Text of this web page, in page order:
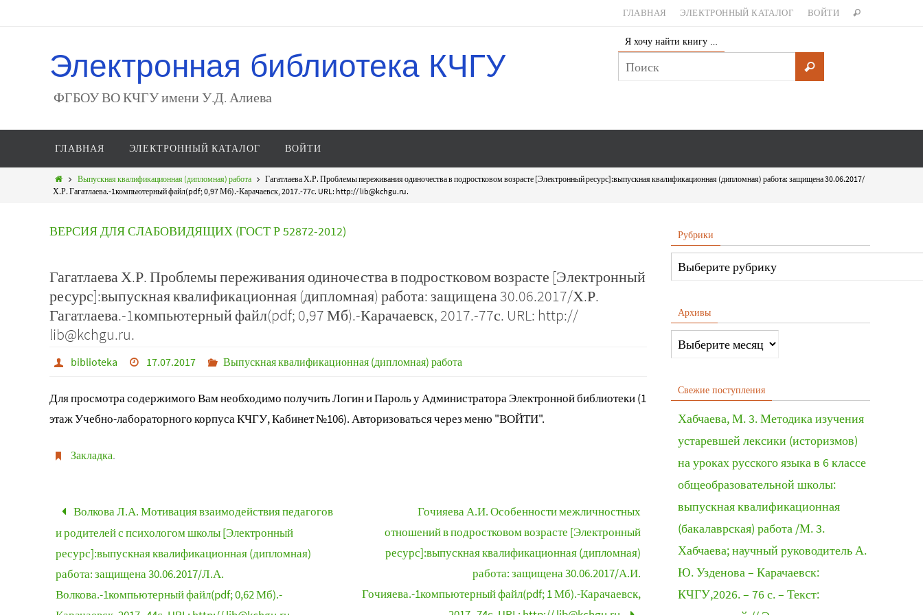
ГЛАВНАЯ ЭЛЕКТРОННЫЙ КАТАЛОГ ВОЙТИ
Электронная библиотека КЧГУ
ФГБОУ ВО КЧГУ имени У.Д. Алиева
Я хочу найти книгу …
ГЛАВНАЯ ЭЛЕКТРОННЫЙ КАТАЛОГ ВОЙТИ
Выпускная квалификационная (дипломная) работа
Гагатлаева Х.Р. Проблемы переживания одиночества в подростковом возрасте [Электронный ресурс]:выпускная квалификационная (дипломная) работа: защищена 30.06.2017/
Х.Р. Гагатлаева.-1компьютерный файл(pdf; 0,97 Мб).-Карачаевск, 2017.-77с. URL: http:// lib@kchgu.ru.
ВЕРСИЯ ДЛЯ СЛАБОВИДЯЩИХ (ГОСТ Р 52872-2012)
Гагатлаева Х.Р. Проблемы переживания одиночества в подростковом возрасте [Электронный
ресурс]:выпускная квалификационная (дипломная) работа: защищена 30.06.2017/Х.Р.
Гагатлаева.-1компьютерный файл(pdf; 0,97 Мб).-Карачаевск, 2017.-77с. URL: http://
lib@kchgu.ru.
biblioteka 17.07.2017 Выпускная квалификационная (дипломная) работа
Для просмотра содержимого Вам необходимо получить Логин и Пароль у Администратора Электронной библиотеки (1
этаж Учебно-лабораторного корпуса КЧГУ, Кабинет №106). Авторизоваться через меню "ВОЙТИ".
Закладка.
Волкова Л.А. Мотивация взаимодействия педагогов
и родителей с психологом школы [Электронный
ресурс]:выпускная квалификационная (дипломная)
работа: защищена 30.06.2017/Л.А.
Волкова.-1компьютерный файл(pdf; 0,62 Мб).-
Гочияева А.И. Особенности межличностных
отношений в подростковом возрасте [Электронный
ресурс]:выпускная квалификационная (дипломная)
работа: защищена 30.06.2017/А.И.
Гочияева.-1компьютерный файл(pdf; 1 Мб).-Карачаевск,
Рубрики
Архивы
Свежие поступления
Хабчаева, М. 3. Методика изучения
устаревшей лексики (историзмов)
на уроках русского языка в 6 классе
общеобразовательной школы:
выпускная квалификационная
(бакалаврская) работа /М. 3.
Хабчаева; научный руководитель А.
Ю. Узденова – Карачаевск:
КЧГУ,2026. – 76 с. – Текст: